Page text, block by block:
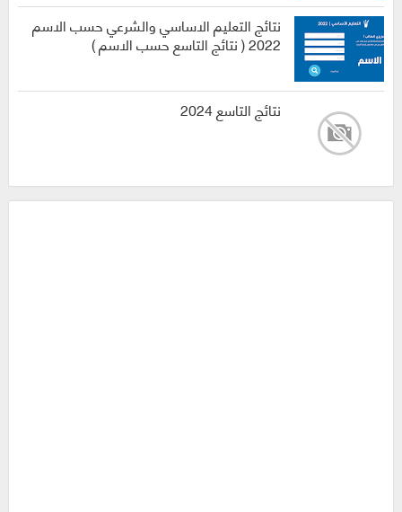
نتائج التعليم الاساسي والشرعي حسب الاسم
2022 ( نتائج التاسع حسب الاسم )
نتائج التاسع 2024